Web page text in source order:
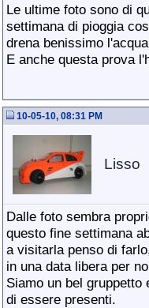
Le ultime foto sono di
settimana di pioggia
drena benissimo
E anche questa prova
10-05-10, 08:31 PM
Lisso
Dalle foto sembra
questo fine settimana
a visitarla penso di
in una data libera per
Siamo un bel
di essere presenti.